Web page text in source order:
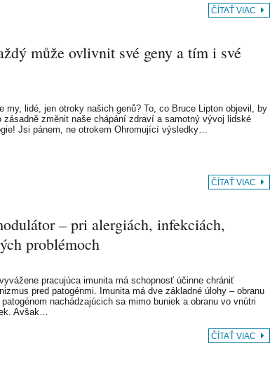
ČÍTAŤ VIAC
může ovlivnit své geny a tím i své
my, lidé, jen otroky našich genů? To, co Bruce Lipton objevil, by
zásadně změnit naše chápání zdraví a samotný vývoj lidské
Jsi pánem, ne otrokem Ohromující výsledky…
ČÍTAŤ VIAC
– pri alergiách, infekciách,
problémoch
pracujúca imunita má schopnosť účinne chrániť
pred patogénmi. Imunita má dve základné úlohy – obranu
patogénom nachádzajúcich sa mimo buniek a obranu vo vnútri
Avšak…
ČÍTAŤ VIAC